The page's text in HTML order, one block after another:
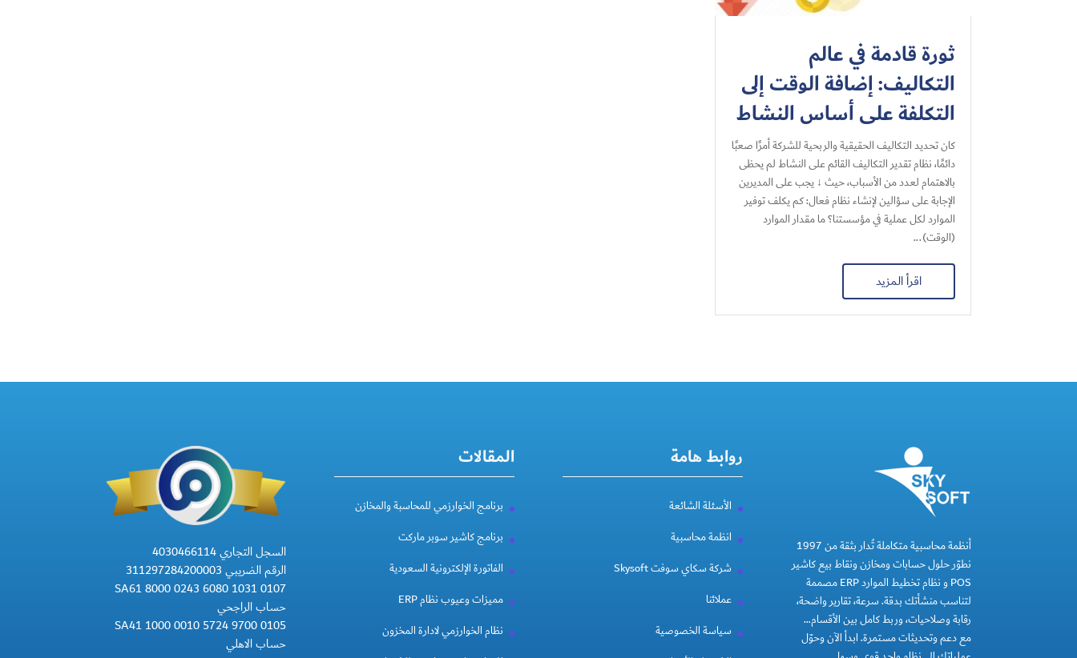
ثورة قادمة في عالم
التكاليف: إضافة الوقت إلى
التكلفة على أساس النشاط
كان تحديد التكاليف الحقيقية والربحية للشركة أمرًا صعبًا
دائمًا، نظام تقدير التكاليف القائم على النشاط لم يحظى
بالاهتمام لعدد من الأسباب، حيث ↓ يجب على المديرين
الإجابة على سؤالين لإنشاء نظام فعال: كم يكلف توفير
الموارد لكل عملية في مؤسستنا؟ ما مقدار الموارد
(الوقت)...
اقرأ المزيد
أنظمة محاسبية متكاملة تُدار بثقة من 1997
نطوّر حلول حسابات ومخازن ونقاط بيع كاشير
POS و نظام تخطيط الموارد ERP مصممة
لتناسب منشأتك بدقة. سرعة، تقارير واضحة،
رقابة وصلاحيات، وربط كامل بين الأقسام…
مع دعم وتحديثات مستمرة. ابدأ الآن وحوّل
روابط هامة
الأسئلة الشائعة
انظمة محاسبية
شركة سكاي سوفت Skysoft
عملائنا
سياسة الخصوصية
المقالات
برنامج الخوارزمي للمحاسبة والمخازن
برنامج كاشير سوبر ماركت
الفاتورة الإلكترونية السعودية
مميزات وعيوب نظام ERP
نظام الخوارزمي لادارة المخزون
السجل التجاري 4030466114
الرقم الضريبي 311297284200003
SA61 8000 0243 6080 1031 0107
حساب الراجحي
SA41 1000 0010 5724 9700 0105
حساب الاهلي